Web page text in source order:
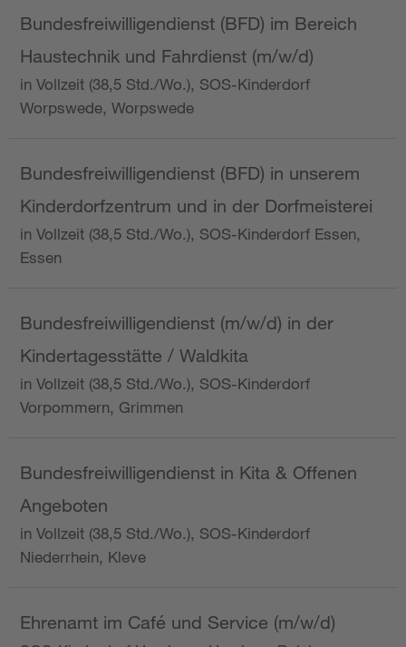
Bundesfreiwilligendienst (BFD) im Bereich
Haustechnik und Fahrdienst (m/w/d)
in Vollzeit (38,5 Std./Wo.), SOS-Kinderdorf
Worpswede, Worpswede
Bundesfreiwilligendienst (BFD) in unserem
Kinderdorfzentrum und in der Dorfmeisterei
in Vollzeit (38,5 Std./Wo.), SOS-Kinderdorf Essen,
Essen
Bundesfreiwilligendienst (m/w/d) in der
Kindertagesstätte / Waldkita
in Vollzeit (38,5 Std./Wo.), SOS-Kinderdorf
Vorpommern, Grimmen
Bundesfreiwilligendienst in Kita & Offenen
Angeboten
in Vollzeit (38,5 Std./Wo.), SOS-Kinderdorf
Niederrhein, Kleve
Ehrenamt im Café und Service (m/w/d)